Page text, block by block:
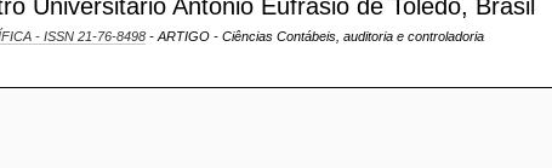
Universitário Antonio Eufrásio de Toledo, Brasil
- ISSN 21-76-8498 - ARTIGO - Ciências Contábeis, auditoria e controladoria